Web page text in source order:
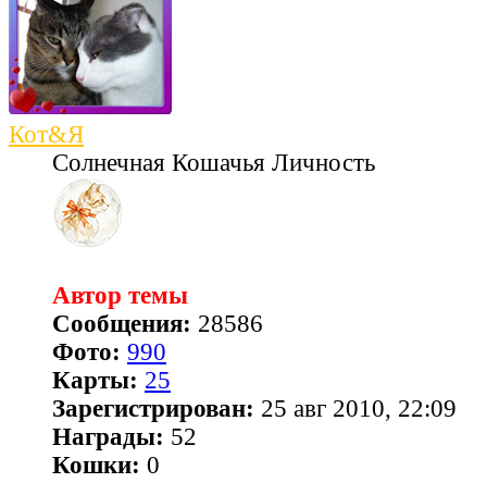
Кот&Я
Солнечная Кошачья Личность
Автор темы
Сообщения: 28586
Фото: 990
Карты: 25
Зарегистрирован: 25 авг 2010, 22:09
Награды: 52
Кошки: 0